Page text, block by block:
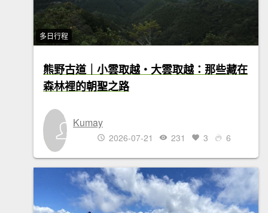
多日行程
熊野古道｜小雲取越・大雲取越：那些藏在
森林裡的朝聖之路
Kumay
2026-07-21 231 3 6